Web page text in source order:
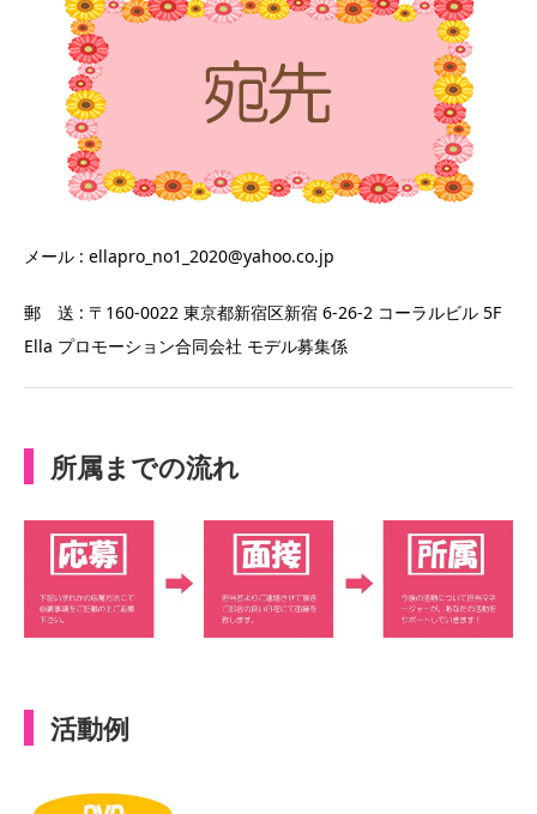
メール : ellapro_no1_2020@yahoo.co.jp
郵 送 : 〒160-0022 東京都新宿区新宿 6-26-2 コーラルビル 5F
Ella プロモーション合同会社 モデル募集係
所属までの流れ
活動例